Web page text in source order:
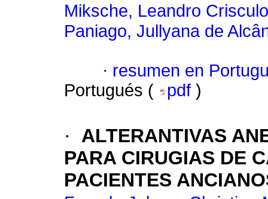
Miksche, Leandro Crisculo
Paniago, Jullyana de
· resumen en
Portugués (
pdf )
·
ALTERANTIVAS
PARA CIRUGIAS DE
PACIENTES